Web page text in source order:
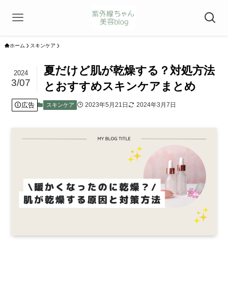
ホーム スキンケア
夏だけど肌が乾燥する？対処方法
とおすすめスキンケアまとめ
2024
3/07
広告 スキンケア 2023年5月21日 2024年3月7日